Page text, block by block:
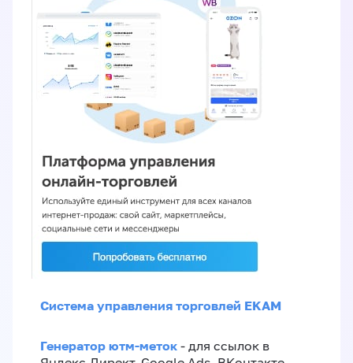
Система управления торговлей EKAM
Генератор ютм-меток - для ссылок в